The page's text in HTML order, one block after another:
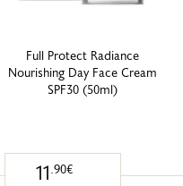
Full Protect Radiance
Nourishing Day Face Cream
SPF30 (50ml)
11.90€